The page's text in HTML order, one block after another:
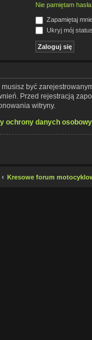
Nie pamiętam hasła
Zapamiętaj
Ukryj mój
być
Przed rejestracją
witryny.
ochrony danych
Kresowe forum